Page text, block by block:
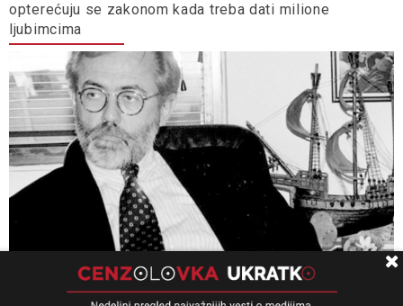
opterećuju se zakonom kada treba dati milione
ljubimcima